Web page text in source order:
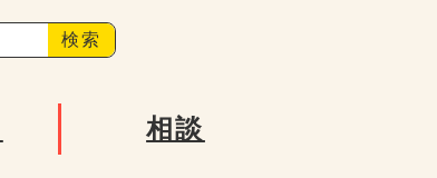
相談